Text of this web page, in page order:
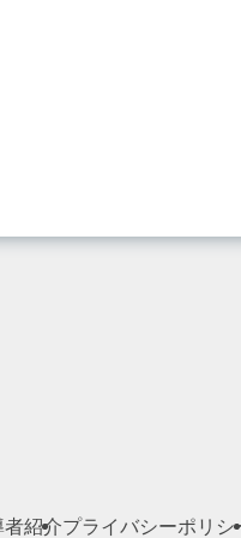
者紹介プライバシーポリシ